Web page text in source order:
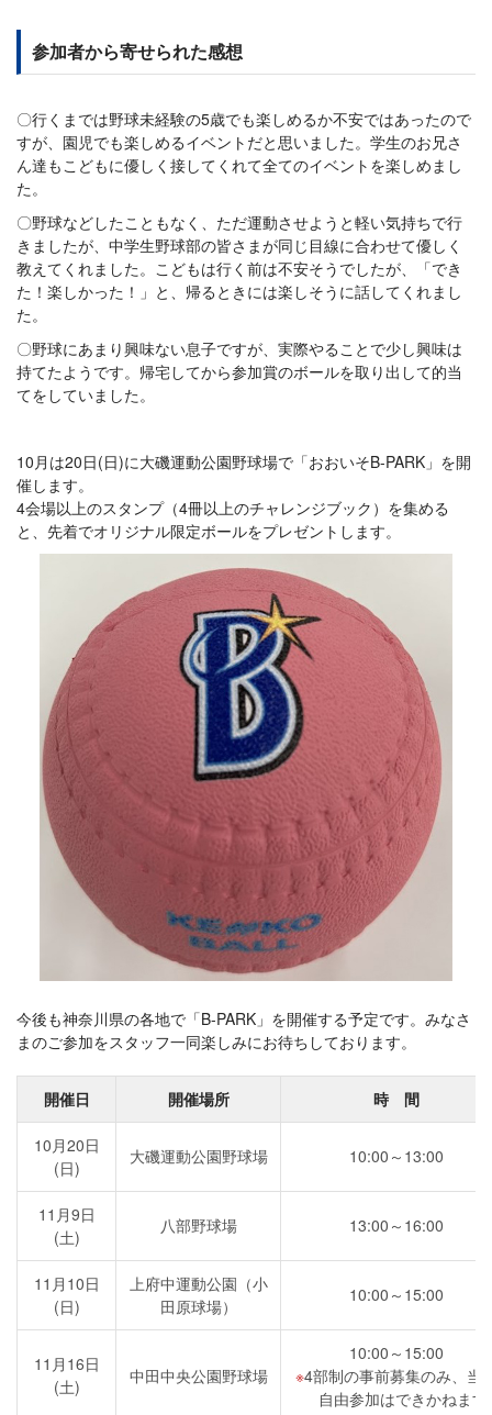
参加者から寄せられた感想
〇行くまでは野球未経験の5歳でも楽しめるか不安ではあったので
すが、園児でも楽しめるイベントだと思いました。学生のお兄さ
ん達もこどもに優しく接してくれて全てのイベントを楽しめまし
た。
〇野球などしたこともなく、ただ運動させようと軽い気持ちで行
きましたが、中学生野球部の皆さまが同じ目線に合わせて優しく
教えてくれました。こどもは行く前は不安そうでしたが、「でき
た！楽しかった！」と、帰るときには楽しそうに話してくれまし
た。
〇野球にあまり興味ない息子ですが、実際やることで少し興味は
持てたようです。帰宅してから参加賞のボールを取り出して的当
てをしていました。
10月は20日(日)に大磯運動公園野球場で「おおいそB-PARK」を開
催します。
4会場以上のスタンプ（4冊以上のチャレンジブック）を集める
と、先着でオリジナル限定ボールをプレゼントします。
今後も神奈川県の各地で「B-PARK」を開催する予定です。みなさ
まのご参加をスタッフ一同楽しみにお待ちしております。
開催日 開催場所 時 間
10月20日
(日)
大磯運動公園野球場 10:00～13:00
11月9日
(土)
八部野球場 13:00～16:00
11月10日
(日)
上府中運動公園（小
田原球場）
10:00～15:00
11月16日
(土)
中田中央公園野球場
10:00～15:00
4部制の事前募集のみ、当
自由参加はできかねます